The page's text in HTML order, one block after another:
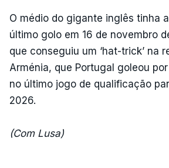
O médio do gigante inglês tinha
último golo em 16 de novembro
que conseguiu um ‘hat-trick’ na
Arménia, que Portugal goleou
no último jogo de qualificação
2026.
(Com Lusa)